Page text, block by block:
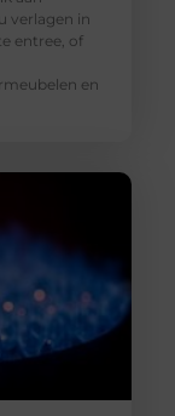
verlagen in
entree, of
en